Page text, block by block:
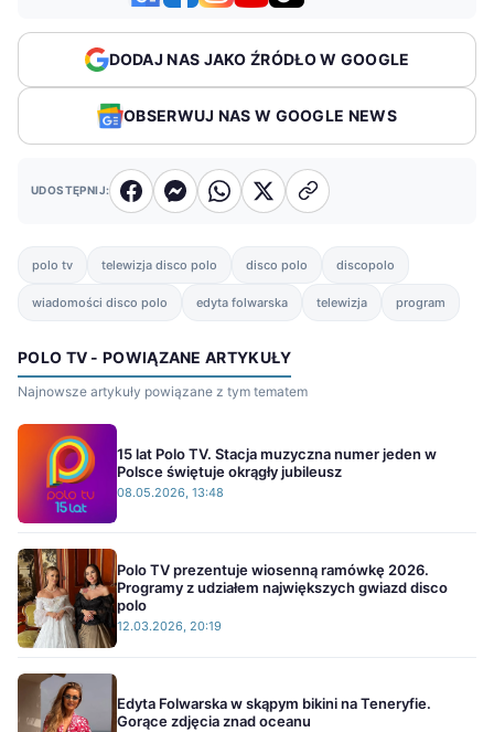
DODAJ NAS JAKO ŹRÓDŁO W GOOGLE
OBSERWUJ NAS W GOOGLE NEWS
UDOSTĘPNIJ:
polo tv telewizja disco polo disco polo discopolo
wiadomości disco polo edyta folwarska telewizja program
POLO TV - POWIĄZANE ARTYKUŁY
Najnowsze artykuły powiązane z tym tematem
15 lat Polo TV. Stacja muzyczna numer jeden w
Polsce świętuje okrągły jubileusz
08.05.2026, 13:48
Polo TV prezentuje wiosenną ramówkę 2026.
Programy z udziałem największych gwiazd disco
polo
12.03.2026, 20:19
Edyta Folwarska w skąpym bikini na Teneryfie.
Gorące zdjęcia znad oceanu